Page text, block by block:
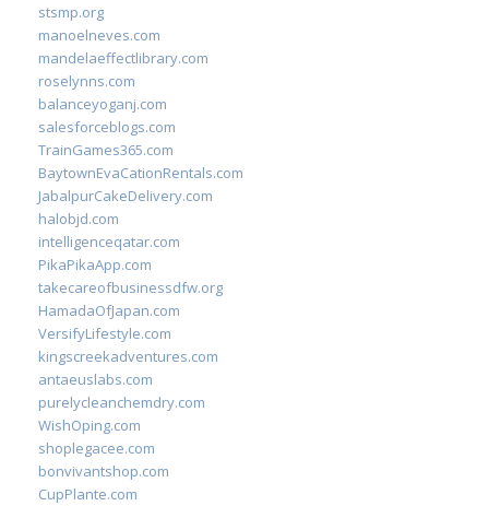
stsmp.org
manoelneves.com
mandelaeffectlibrary.com
roselynns.com
balanceyoganj.com
salesforceblogs.com
TrainGames365.com
BaytownEvaCationRentals.com
JabalpurCakeDelivery.com
halobjd.com
intelligenceqatar.com
PikaPikaApp.com
takecareofbusinessdfw.org
HamadaOfJapan.com
VersifyLifestyle.com
kingscreekadventures.com
antaeuslabs.com
purelycleanchemdry.com
WishOping.com
shoplegacee.com
bonvivantshop.com
CupPlante.com